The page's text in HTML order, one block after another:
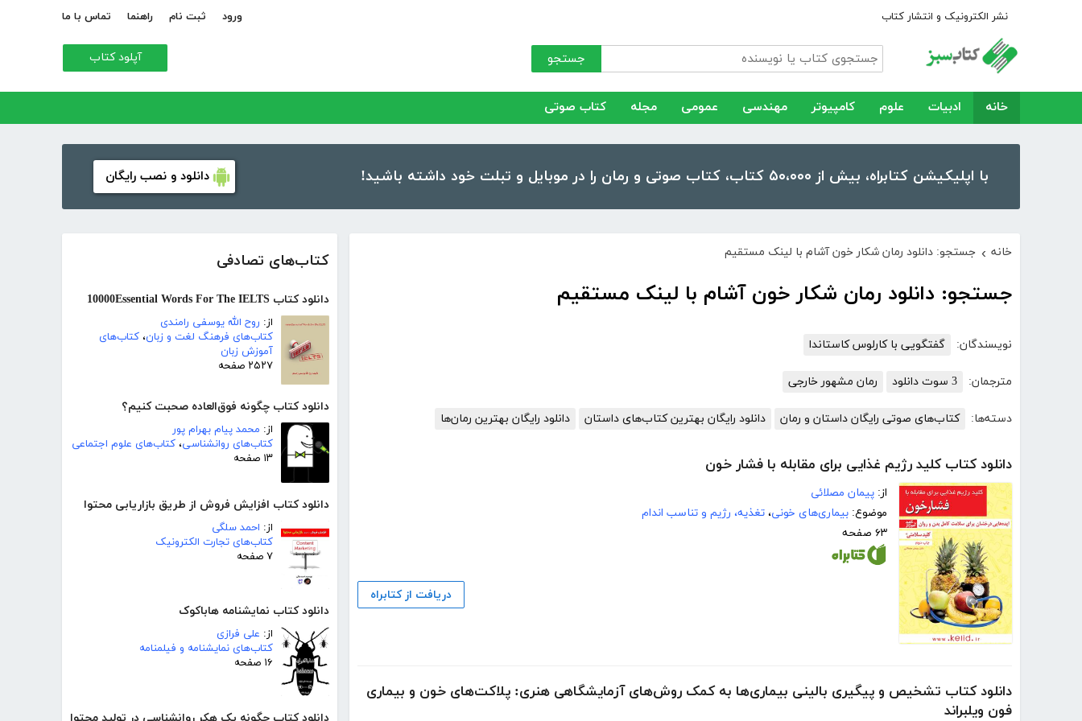
نشر الکترونیک و انتشار کتاب ورود ثبت نام راهنما تماس با ما
جستجو آپلود کتاب
خانه ادبیات علوم کامپیوتر مهندسی عمومی مجله کتاب صوتی
با اپلیکیشن کتابراه، بیش از ۵۰،۰۰۰ کتاب، کتاب صوتی و رمان را در موبایل و تبلت خود داشته باشید! دانلود و نصب رایگان
کتاب‌های تصادفی
دانلود کتاب 10000Essential Words For The IELTS
از: روح الله یوسفی رامندی
کتاب‌های فرهنگ لغت و زبان، کتاب‌های
آموزش زبان
۲۵۲۷ صفحه
دانلود کتاب چگونه فوق‌العاده صحبت کنیم؟
از: محمد پیام بهرام پور
کتاب‌های روانشناسی، کتاب‌های علوم اجتماعی
۱۳ صفحه
دانلود کتاب افزایش فروش از طریق بازاریابی محتوا
از: احمد سلگی
کتاب‌های تجارت الکترونیک
۷ صفحه
دانلود کتاب نمایشنامه هاباکوک
از: علی فرازی
کتاب‌های نمایشنامه و فیلمنامه
۱۶ صفحه
خانه › جستجو: دانلود رمان شکار خون آشام با لینک مستقیم
جستجو: دانلود رمان شکار خون آشام با لینک مستقیم
نویسندگان: گفتگویی با کارلوس کاستاندا
مترجمان: 3 سوت دانلود رمان مشهور خارجی
دسته‌ها: کتاب‌های صوتی رایگان داستان و رمان دانلود رایگان بهترین کتاب‌های داستان دانلود رایگان بهترین رمان‌ها
دانلود کتاب کلید رژیم غذایی برای مقابله با فشار خون
از: پیمان مصلائی
موضوع: بیماری‌های خونی، تغذیه، رژیم و تناسب اندام
۶۳ صفحه
دریافت از کتابراه
دانلود کتاب تشخیص و پیگیری بالینی بیماری‌ها به کمک روش‌های آزمایشگاهی هنری: پلاکت‌های خون و بیماری
فون ویلبراند